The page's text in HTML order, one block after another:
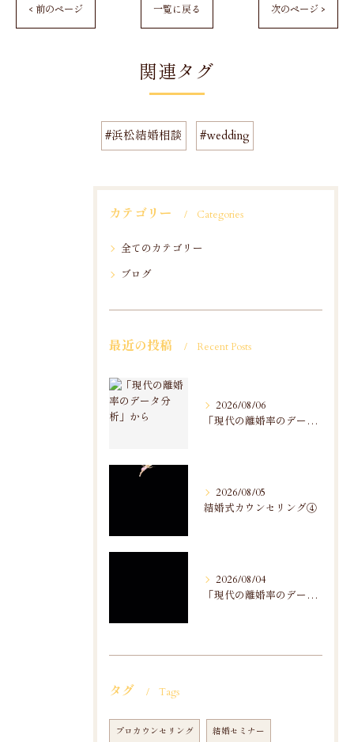
< 前のページ 一覧に戻る 次のページ >
関連タグ
#浜松結婚相談 #wedding
カテゴリー Categories
全てのカテゴリー
ブログ
最近の投稿 Recent Posts
2026/08/06
「現代の離婚率のデータ分析」から
2026/08/05
結婚式カウンセリング④
2026/08/04
「現代の離婚率のデータ分析」から
タグ Tags
プロカウンセリング 結婚セミナー